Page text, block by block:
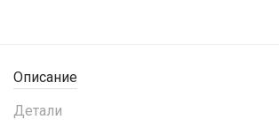
Описание
Детали